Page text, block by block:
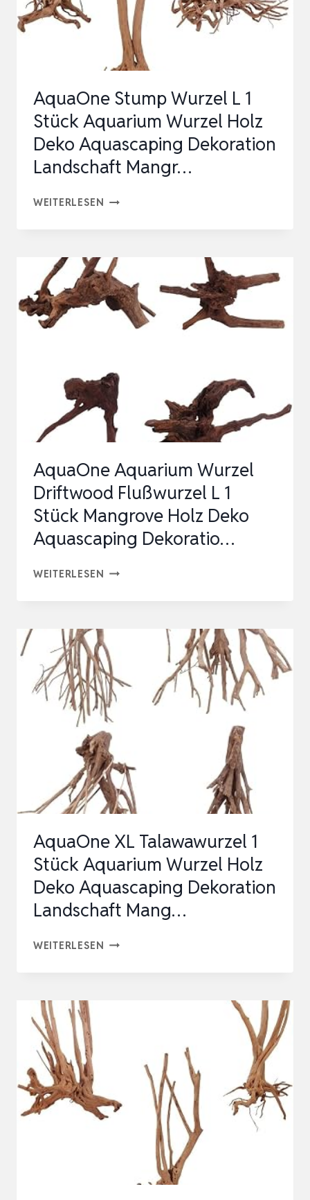
AQUASCAPING
DEKORATION
LANDSCHAFT
AquaOne Stump Wurzel L 1
Stück Aquarium Wurzel Holz
Deko Aquascaping Dekoration
Landschaft Mangr…
WEITERLESEN AQUAONE
L
1
STÜCK
AQUARIUM
DEKO
AQUASCAPING
DEKORATION
MANGR…
AquaOne Aquarium Wurzel
Driftwood Flußwurzel L 1
Stück Mangrove Holz Deko
Aquascaping Dekoratio…
WEITERLESEN AQUAONE
DRIFTWOOD
FLUSSWURZEL L
1
S
TÜCK M
ANGROVE H
OLZ D
EKO A
QUASCAPING D
AquaOne XL Talawawurzel 1
Stück Aquarium Wurzel Holz
Deko Aquascaping Dekoration
Landschaft Mang…
WEITERLESEN AQUAONE
WURZEL
DEKO
AQUASCAPING
DEKORATION
LANDSCHAFT